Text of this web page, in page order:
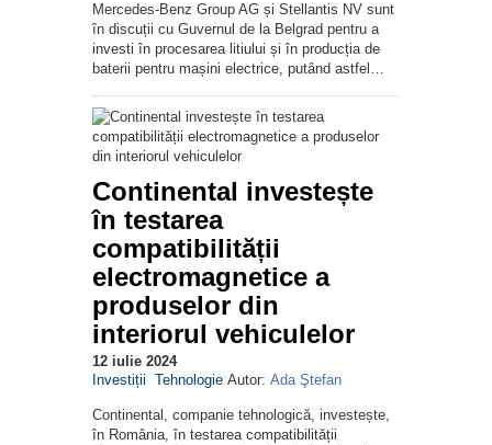
Mercedes-Benz Group AG și Stellantis NV sunt
în discuții cu Guvernul de la Belgrad pentru a
investi în procesarea litiului și în producția de
baterii pentru mașini electrice, putând astfel…
Continental investește
în testarea
compatibilității
electromagnetice a
produselor din
interiorul vehiculelor
12 iulie 2024
Investiții Tehnologie Autor: Ada Ştefan
Continental, companie tehnologică, investește,
în România, în testarea compatibilității